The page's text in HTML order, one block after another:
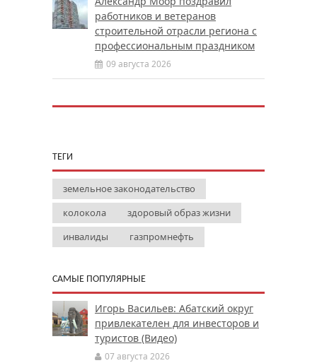
работников и ветеранов
строительной отрасли региона с
профессиональным праздником
09 августа 2026
ТЕГИ
земельное законодательство
колокола
здоровый образ жизни
инвалиды
газпромнефть
САМЫЕ ПОПУЛЯРНЫЕ
Игорь Васильев: Абатский округ
привлекателен для инвесторов и
туристов (Видео)
07 августа 2026